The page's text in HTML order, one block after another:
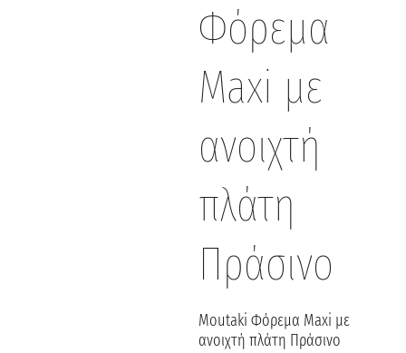
Φόρεμα
Maxi με
ανοιχτή
πλάτη
Πράσινο
Moutaki Φόρεμα Maxi με
ανοιχτή πλάτη Πράσινο